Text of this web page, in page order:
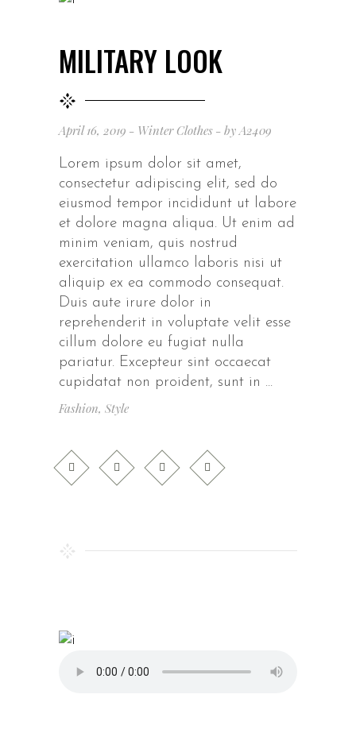
MILITARY LOOK
April 16, 2019 Winter Clothes by A2409
Lorem ipsum dolor sit amet,
consectetur adipiscing elit, sed do
eiusmod tempor incididunt ut labore
et dolore magna aliqua. Ut enim ad
minim veniam, quis nostrud
exercitation ullamco laboris nisi ut
aliquip ex ea commodo consequat.
Duis aute irure dolor in
reprehenderit in voluptate velit esse
cillum dolore eu fugiat nulla
pariatur. Excepteur sint occaecat
cupidatat non proident, sunt in
Fashion, Style